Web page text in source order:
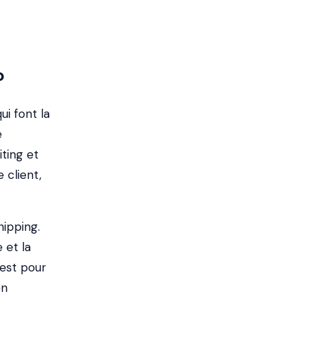
font la
et
client,
et la
pour